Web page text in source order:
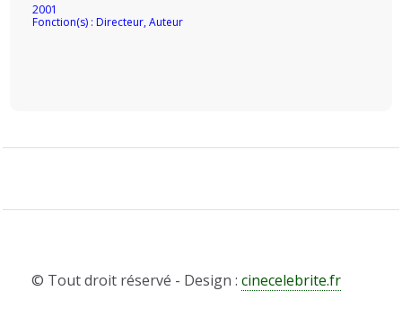
2001
Fonction(s) : Directeur, Auteur
© Tout droit réservé - Design :cinecelebrite.fr